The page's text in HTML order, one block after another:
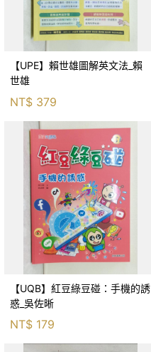
【UPE】賴世雄圖解英文法_賴
世雄
NT$ 379
【UQB】紅豆綠豆碰：手機的誘
惑_吳佐晰
NT$ 179